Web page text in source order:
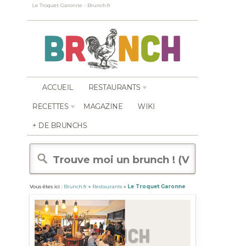
Le Troquet Garonne - Brunch.fr
ACCUEIL RESTAURANTS
RECETTES MAGAZINE WIKI
+ DE BRUNCHS
Vous êtes ici : Brunch.fr » Restaurants » Le Troquet Garonne